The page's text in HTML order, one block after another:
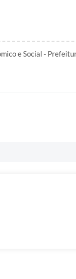
e Social -